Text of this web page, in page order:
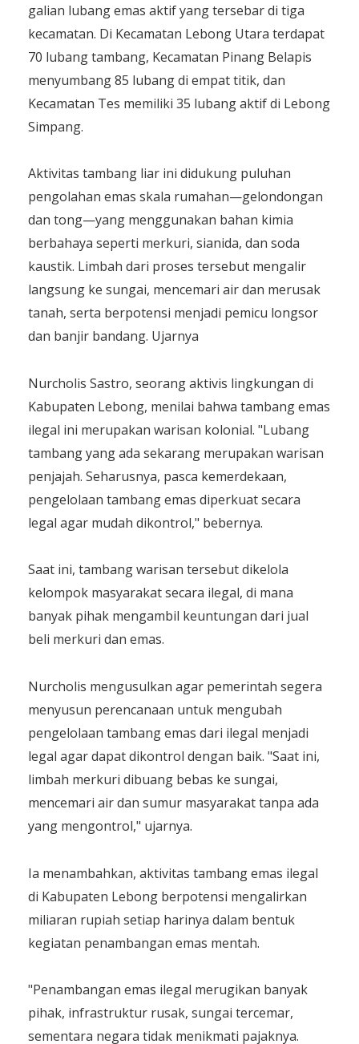
galian lubang emas aktif yang tersebar di tiga
kecamatan. Di Kecamatan Lebong Utara terdapat
70 lubang tambang, Kecamatan Pinang Belapis
menyumbang 85 lubang di empat titik, dan
Kecamatan Tes memiliki 35 lubang aktif di Lebong
Simpang.
Aktivitas tambang liar ini didukung puluhan
pengolahan emas skala rumahan—gelondongan
dan tong—yang menggunakan bahan kimia
berbahaya seperti merkuri, sianida, dan soda
kaustik. Limbah dari proses tersebut mengalir
langsung ke sungai, mencemari air dan merusak
tanah, serta berpotensi menjadi pemicu longsor
dan banjir bandang. Ujarnya
Nurcholis Sastro, seorang aktivis lingkungan di
Kabupaten Lebong, menilai bahwa tambang emas
ilegal ini merupakan warisan kolonial. "Lubang
tambang yang ada sekarang merupakan warisan
penjajah. Seharusnya, pasca kemerdekaan,
pengelolaan tambang emas diperkuat secara
legal agar mudah dikontrol," bebernya.
Saat ini, tambang warisan tersebut dikelola
kelompok masyarakat secara ilegal, di mana
banyak pihak mengambil keuntungan dari jual
beli merkuri dan emas.
Nurcholis mengusulkan agar pemerintah segera
menyusun perencanaan untuk mengubah
pengelolaan tambang emas dari ilegal menjadi
legal agar dapat dikontrol dengan baik. "Saat ini,
limbah merkuri dibuang bebas ke sungai,
mencemari air dan sumur masyarakat tanpa ada
yang mengontrol," ujarnya.
Ia menambahkan, aktivitas tambang emas ilegal
di Kabupaten Lebong berpotensi mengalirkan
miliaran rupiah setiap harinya dalam bentuk
kegiatan penambangan emas mentah.
"Penambangan emas ilegal merugikan banyak
pihak, infrastruktur rusak, sungai tercemar,
sementara negara tidak menikmati pajaknya.